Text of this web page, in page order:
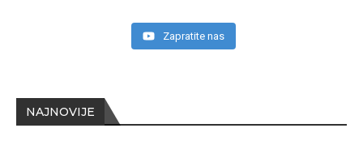
NAJNOVIJE
Zapratite nas